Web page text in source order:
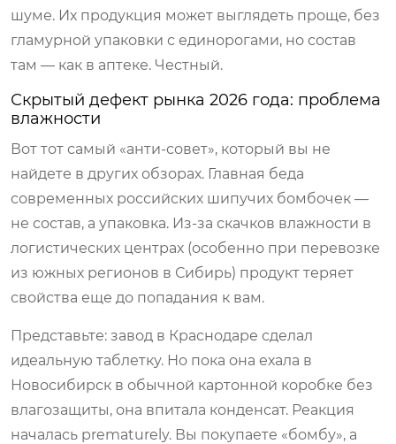
шуме. Их продукция может выглядеть проще, без
гламурной упаковки с единорогами, но состав
там — как в аптеке. Честный.
Скрытый дефект рынка 2026 года: проблема
влажности
Вот тот самый «анти-совет», который вы не
найдете в других обзорах. Главная беда
современных российских шипучих бомбочек —
не состав, а упаковка. Из-за скачков влажности в
логистических центрах (особенно при перевозке
из южных регионов в Сибирь) продукт теряет
свойства еще до попадания к вам.
Представьте: завод в Краснодаре сделал
идеальную таблетку. Но пока она ехала в
Новосибирск в обычной картонной коробке без
влагозащиты, она впитала конденсат. Реакция
началась prematurely. Вы покупаете «бомбу», а